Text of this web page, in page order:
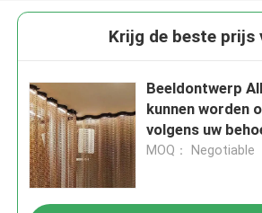
Krijg de beste prijs
Beeldontwerp
kunnen worden
volgens uw
keten gordijn
MOQ： Negotiable